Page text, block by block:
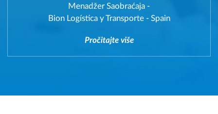
Menadžer Saobraćaja -
Bion Logística y Transporte - Spain
Pročitajte više